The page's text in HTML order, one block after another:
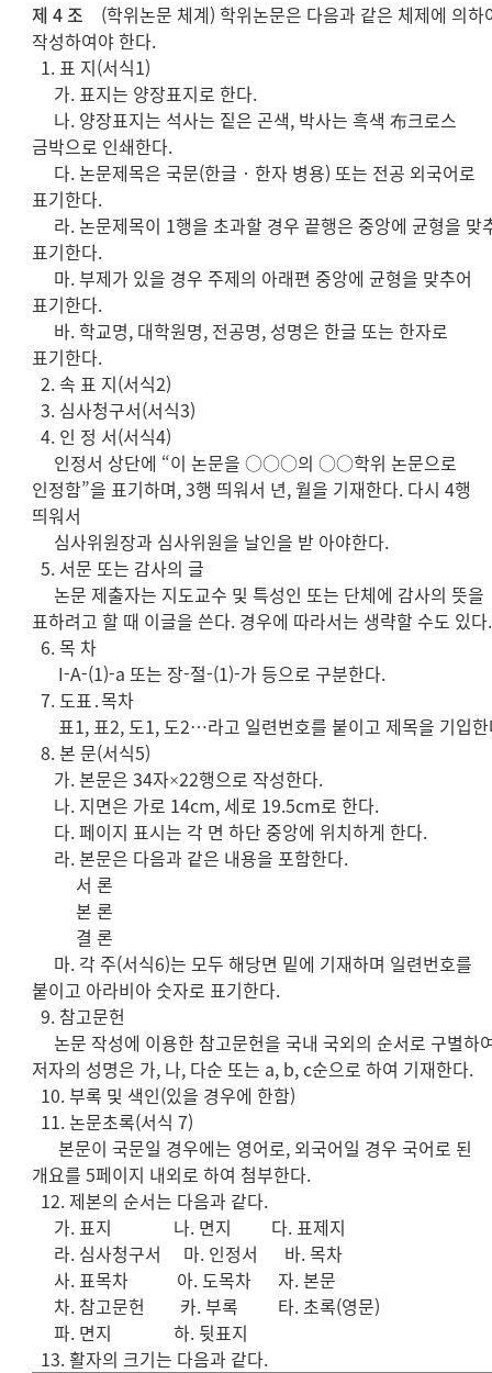
제 4 조 (학위논문 체계) 학위논문은 다음과 같은 체제에 의하
작성하여야 한다.
1. 표 지(서식1)
가. 표지는 양장표지로 한다.
나. 양장표지는 석사는 짙은 곤색, 박사는 흑색 布크로스
금박으로 인쇄한다.
다. 논문제목은 국문(한글‧한자 병용) 또는 전공 외국어로
표기한다.
라. 논문제목이 1행을 초과할 경우 끝행은 중앙에 균형을 맞
표기한다.
마. 부제가 있을 경우 주제의 아래편 중앙에 균형을 맞추어
표기한다.
바. 학교명, 대학원명, 전공명, 성명은 한글 또는 한자로
표기한다.
2. 속 표 지(서식2)
3. 심사청구서(서식3)
4. 인 정 서(서식4)
인정서 상단에 “이 논문을 ○○○의 ○○학위 논문으로
인정함”을 표기하며, 3행 띄워서 년, 월을 기재한다. 다시 4행
띄워서
심사위원장과 심사위원을 날인을 받 아야한다.
5. 서문 또는 감사의 글
논문 제출자는 지도교수 및 특성인 또는 단체에 감사의 뜻을
표하려고 할 때 이글을 쓴다. 경우에 따라서는 생략할 수도 있다.
6. 목 차
I-A-(1)-a 또는 장-절-(1)-가 등으로 구분한다.
7. 도표․목차
표1, 표2, 도1, 도2…라고 일련번호를 붙이고 제목을 기입
8. 본 문(서식5)
가. 본문은 34자×22행으로 작성한다.
나. 지면은 가로 14cm, 세로 19.5cm로 한다.
다. 페이지 표시는 각 면 하단 중앙에 위치하게 한다.
라. 본문은 다음과 같은 내용을 포함한다.
서 론
본 론
결 론
마. 각 주(서식6)는 모두 해당면 밑에 기재하며 일련번호를
붙이고 아라비아 숫자로 표기한다.
9. 참고문헌
논문 작성에 이용한 참고문헌을 국내 국외의 순서로 구별하
저자의 성명은 가, 나, 다순 또는 a, b, c순으로 하여 기재한다.
10. 부록 및 색인(있을 경우에 한함)
11. 논문초록(서식 7)
본문이 국문일 경우에는 영어로, 외국어일 경우 국어로 된
개요를 5페이지 내외로 하여 첨부한다.
12. 제본의 순서는 다음과 같다.
가. 표지 나. 면지 다. 표제지
라. 심사청구서 마. 인정서 바. 목차
사. 표목차 아. 도목차 자. 본문
차. 참고문헌 카. 부록 타. 초록(영문)
파. 면지 하. 뒷표지
13. 활자의 크기는 다음과 같다.